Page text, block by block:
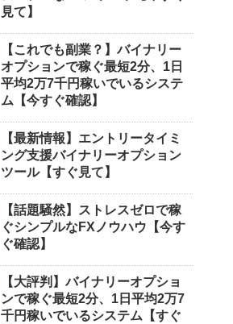
見て】
【これでも副業？】バイナリー
オプションで稼ぐ最短2分、1日
平均2万7千円稼いでいるシステ
ム【今すぐ確認】
【最新情報】エントリータイミ
ング支援バイナリーオプション
ツール【すぐ見て】
【話題騒然】ストレスゼロで稼
ぐシンプルなFXノウハウ【今す
ぐ確認】
【大評判】バイナリーオプショ
ンで稼ぐ最短2分、1日平均2万7
千円稼いでいるシステム【すぐ